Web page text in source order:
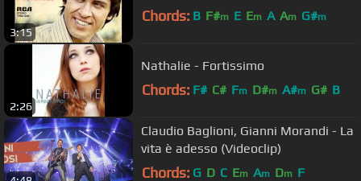
3:15
Chords: B F#m E Em A Am G#m
2:26
Nathalie - Fortissimo
Chords: F# C# Fm D#m A#m G# B
Claudio Baglioni, Gianni Morandi - La
vita è adesso (Videoclip)
Chords: G D C Em Am Dm F